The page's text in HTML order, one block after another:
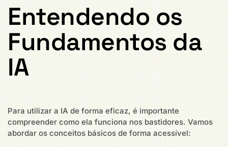
Entendendo os
Fundamentos da
IA
Para utilizar a IA de forma eficaz, é importante
compreender como ela funciona nos bastidores. Vamos
abordar os conceitos básicos de forma acessível: